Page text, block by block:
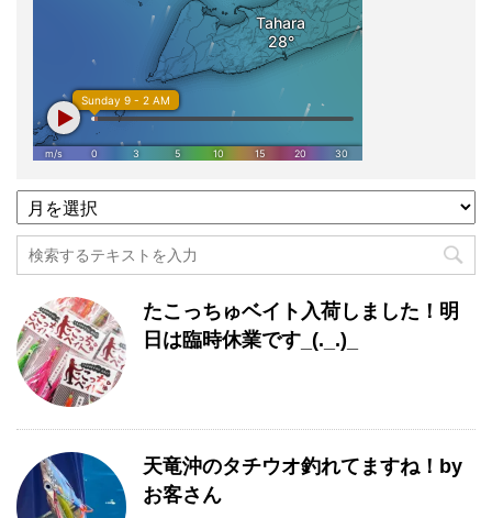
過
去
記
事
別
一
覧
たこっちゅベイト入荷しました！明
日は臨時休業です_(._.)_
天竜沖のタチウオ釣れてますね！by
お客さん